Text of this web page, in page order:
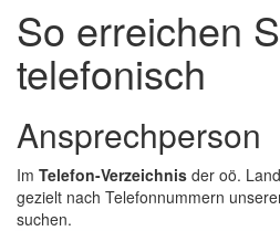
So erreichen
telefonisch
Ansprechperson
Im Telefon-Verzeichnis der oö.
gezielt nach Telefonnummern
suchen.